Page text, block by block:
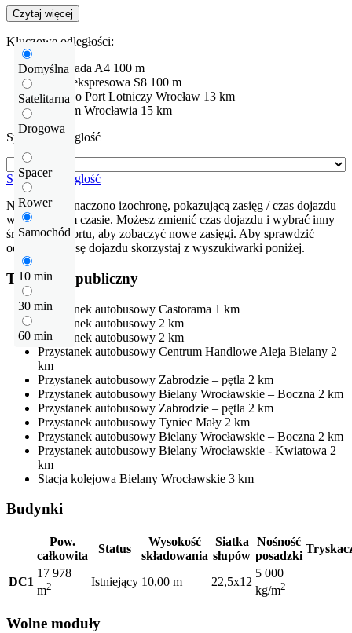
Czytaj więcej
Domyślna
Satelitarna
Drogowa
Spacer
Rower
Samochód
10 min
30 min
60 min
Kluczowe odległości:
Autostrada A4 100 m
Droga ekspresowa S8 100 m
Lotnisko Port Lotniczy Wrocław 13 km
Centrum Wrocławia 15 km
Sprawdź odleglość
Sprawdź odleglość
Na mapie zaznaczono izochronę, pokazującą zasięg / czas dojazdu
w określonym czasie. Możesz zmienić czas dojazdu i wybrać inny
środek transportu, aby zobaczyć nowe zasięgi. Aby sprawdzić
odłegłość i trasę dojazdu skorzystaj z wyszukiwarki poniżej.
Transport publiczny
Przystanek autobusowy Castorama 1 km
Przystanek autobusowy 2 km
Przystanek autobusowy 2 km
Przystanek autobusowy Centrum Handlowe Aleja Bielany 2
km
Przystanek autobusowy Zabrodzie – pętla 2 km
Przystanek autobusowy Bielany Wrocławskie – Boczna 2 km
Przystanek autobusowy Zabrodzie – pętla 2 km
Przystanek autobusowy Tyniec Mały 2 km
Przystanek autobusowy Bielany Wrocławskie – Boczna 2 km
Przystanek autobusowy Bielany Wrocławskie - Kwiatowa 2
km
Stacja kolejowa Bielany Wrocławskie 3 km
Budynki
Pow.
całkowita
Status
Wysokość
składowania
Siatka
słupów
Nośność
posadzki
DC1
17 978
m2 Istniejący 10,00 m 22,5x12
5 000
kg/m2
Wolne moduły